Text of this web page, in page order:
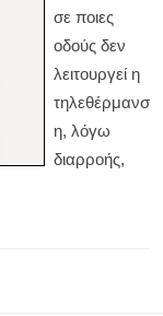
σε ποιες
οδούς δεν
λειτουργεί η
τηλεθέρμανσ
η, λόγω
διαρροής,